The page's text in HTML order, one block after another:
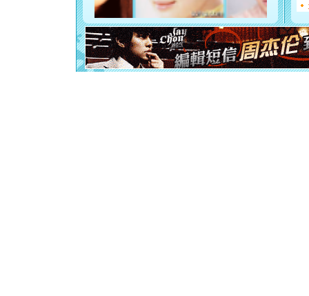
断电。
你是我
[元旦]如
起；二是
离。水晶
[元旦]当